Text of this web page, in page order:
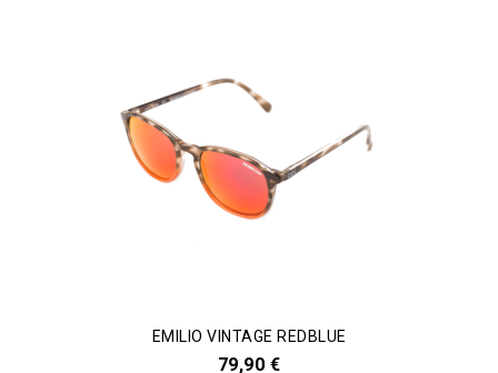
EMILIO VINTAGE REDBLUE
79,90 €